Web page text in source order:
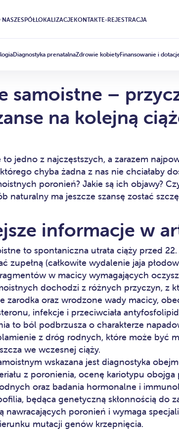
NASZESPÓŁLOKALIZACJEKONTAKTE-REJESTRACJA
Diagnostyka prenatalnaZdrowie kobietyFinansowanie i
samoistne –
na kolejną
jedno z najczęstszych, a zarazem
chyba żadna z nas nie chciałaby
poronień? Jakie są ich objawy?
naturalny ma jeszcze szansę zostać
informacje w
to spontaniczna utrata ciąży przed
zupełną (całkowite wydalenie jaja
w macicy wymagających
dochodzi z różnych przyczyn, z
zarodka oraz wrodzone wady macicy,
infekcje i przeciwciała
to ból podbrzusza o charakterze
z dróg rodnych, które może być
we wczesnej ciąży.
wskazana jest diagnostyka
z poronienia, ocenę kariotypu obojga
oraz badania hormonalne i
będąca genetyczną skłonnością do
nawracających poronień i wymaga
mutacji genów krzepnięcia.